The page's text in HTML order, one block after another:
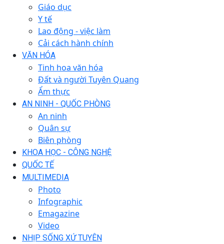
Giáo dục
Y tế
Lao động - việc làm
Cải cách hành chính
VĂN HÓA
Tinh hoa văn hóa
Đất và người Tuyên Quang
Ẩm thực
AN NINH - QUỐC PHÒNG
An ninh
Quân sự
Biên phòng
KHOA HỌC - CÔNG NGHỆ
QUỐC TẾ
MULTIMEDIA
Photo
Infographic
Emagazine
Video
NHỊP SỐNG XỨ TUYÊN